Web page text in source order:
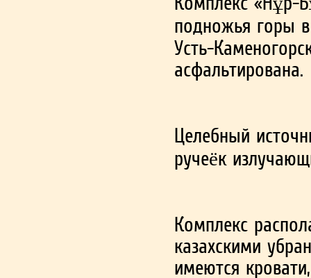
подножья горы
Усть-
асфальтирована.
Целебный
ручеёк
Комплекс
казахскими
имеются